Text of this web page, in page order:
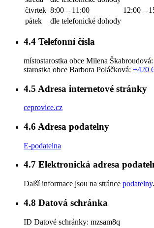
čtvrtek 8:00 – 11:00
12:00 –
pátek
dle telefonické dohody
4.4 Telefonní čísla
místostarostka obce Milena Škabroudová:
starostka obce Barbora Poláčková: +420
4.5 Adresa internetové stránky
ceprovice.cz
4.6 Adresa podatelny
E-podatelna
4.7 Elektronická adresa
Další informace jsou na stránce podatelny.
4.8 Datová schránka
ID Datové schránky: mzsam8q